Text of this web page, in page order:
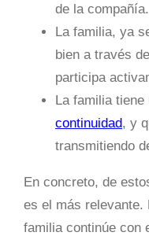
de la compañía.
La familia, ya
bien a través
participa
La familia tiene
continuidad, y
transmitiendo
En concreto, de
es el más relevante.
familia continúe con